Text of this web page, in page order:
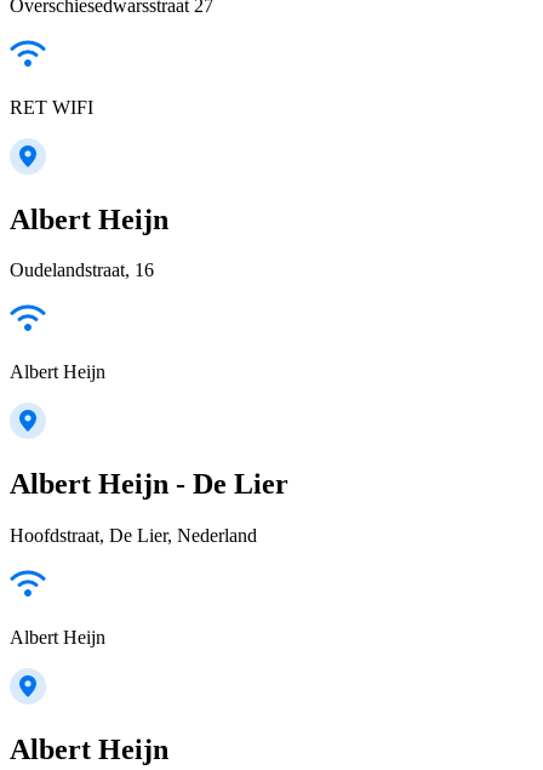
Overschiesedwarsstraat 27
RET WIFI
Albert Heijn
Oudelandstraat, 16
Albert Heijn
Albert Heijn - De Lier
Hoofdstraat, De Lier, Nederland
Albert Heijn
Albert Heijn